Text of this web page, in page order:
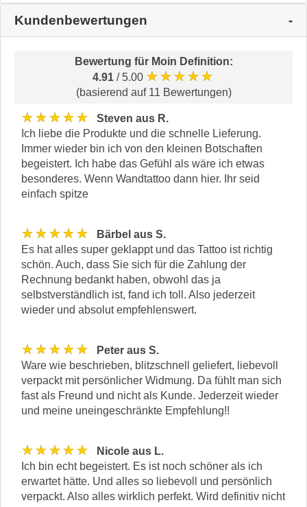
Kundenbewertungen
Bewertung für Moin Definition:
4.91 / 5.00 ★★★★★
(basierend auf 11 Bewertungen)
★★★★★
Steven aus R.
Ich liebe die Produkte und die schnelle Lieferung.
Immer wieder bin ich von den kleinen Botschaften
begeistert. Ich habe das Gefühl als wäre ich etwas
besonderes. Wenn Wandtattoo dann hier. Ihr seid
einfach spitze
★★★★★
Bärbel aus S.
Es hat alles super geklappt und das Tattoo ist richtig
schön. Auch, dass Sie sich für die Zahlung der
Rechnung bedankt haben, obwohl das ja
selbstverständlich ist, fand ich toll. Also jederzeit
wieder und absolut empfehlenswert.
★★★★★
Peter aus S.
Ware wie beschrieben, blitzschnell geliefert, liebevoll
verpackt mit persönlicher Widmung. Da fühlt man sich
fast als Freund und nicht als Kunde. Jederzeit wieder
und meine uneingeschränkte Empfehlung!!
★★★★★
Nicole aus L.
Ich bin echt begeistert. Es ist noch schöner als ich
erwartet hätte. Und alles so liebevoll und persönlich
verpackt. Also alles wirklich perfekt. Wird definitiv nicht